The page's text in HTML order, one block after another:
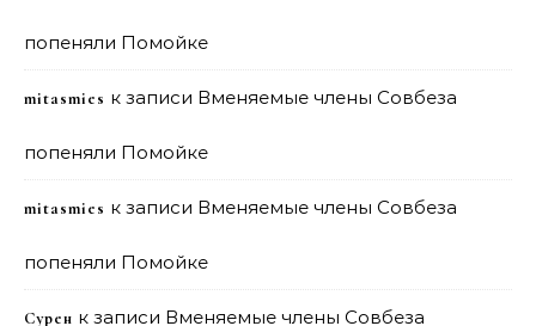
попеняли Помойке
mitasmies к записи Вменяемые члены Совбеза
попеняли Помойке
mitasmies к записи Вменяемые члены Совбеза
попеняли Помойке
Сурен к записи Вменяемые члены Совбеза